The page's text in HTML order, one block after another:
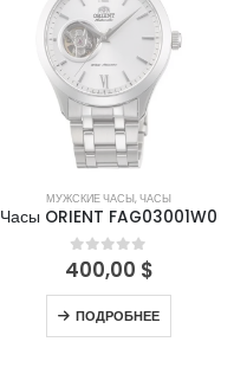
МУЖСКИЕ ЧАСЫ,ЧАСЫ
Часы ORIENT FAG03001W0
0out of 5
400,00 $
ПОДРОБНЕЕ